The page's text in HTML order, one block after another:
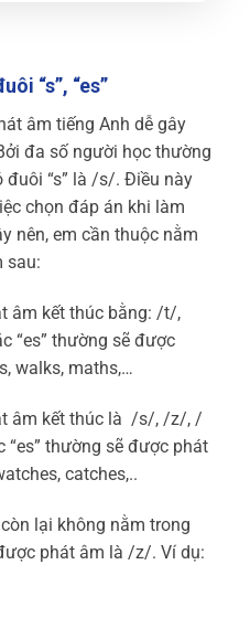
“s”, “es”
âm tiếng Anh dễ gây
đa số người học thường
“s” là /s/. Điều này
chọn đáp án khi làm
nên, em cần thuộc nằm
sau:
âm kết thúc bằng: /t/,
thường sẽ được
walks, maths,…
âm kết thúc là /s/, /z/, /
“es” thường sẽ được phát
catches,..
lại không nằm trong
phát âm là /z/. Ví dụ: